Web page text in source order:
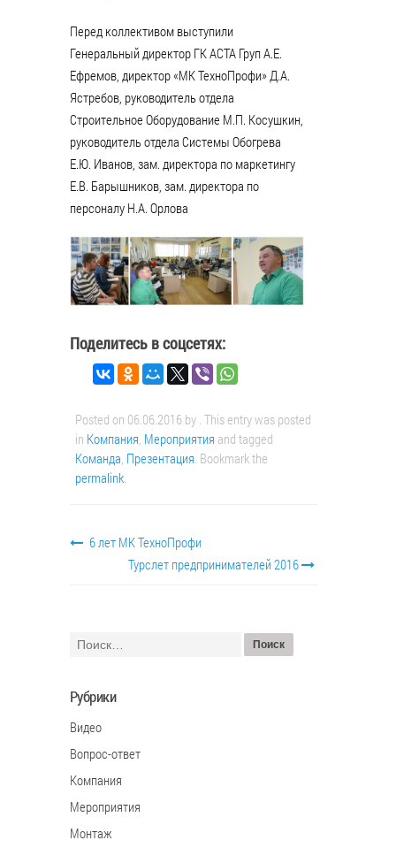
Перед коллективом выступили
Генеральный директор ГК АСТА Груп А.Е.
Ефремов, директор «МК ТехноПрофи» Д.А.
Ястребов, руководитель отдела
Строительное Оборудование М.П. Косушкин,
руководитель отдела Системы Обогрева
Е.Ю. Иванов, зам. директора по маркетингу
Е.В. Барышников, зам. директора по
персоналу Н.А. Орлова
Поделитесь в соцсетях:
Posted on 06.06.2016 by . This entry was posted
in Компания, Мероприятия and tagged
Команда, Презентация. Bookmark the
permalink.
6 лет МК ТехноПрофи
Турслет предпринимателей 2016
Рубрики
Видео
Вопрос-ответ
Компания
Мероприятия
Монтаж